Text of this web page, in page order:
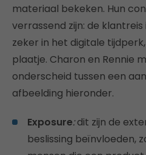
materiaal bekeken. Hun
verrassend zijn: de
zeker in het digitale
plaatje. Charon en Rennie
onderscheid tussen een
afbeelding hieronder.
Exposure:dit zijn de
beslissing beïnvloeden,